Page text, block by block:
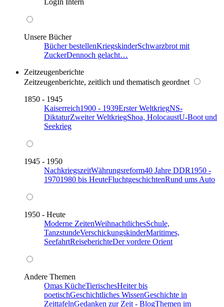
LogIn Intern
Unsere Bücher
Bücher bestellenKriegskinderSchwarzbrot mit
ZuckerDennoch gelacht…
Zeitzeugenberichte
Zeitzeugenberichte, zeitlich und thematisch geordnet
1850 - 1945
Kaiserreich1900 - 1939Erster WeltkriegNS-
DiktaturZweiter WeltkriegShoa, HolocaustU-Boot und
Seekrieg
1945 - 1950
NachkriegszeitWährungsreform40 Jahre DDR1950 -
19701980 bis HeuteFluchtgeschichtenRund ums Auto
1950 - Heute
Moderne ZeitenWeihnachtlichesSchule,
TanzstundeVerschickungskinderMaritimes,
SeefahrtReiseberichteDer vordere Orient
Andere Themen
Omas KücheTierischesHeiter bis
poetischGeschichtliches WissenGeschichte in
ZeittafelnGedanken zur Zeit - BlogThemen im